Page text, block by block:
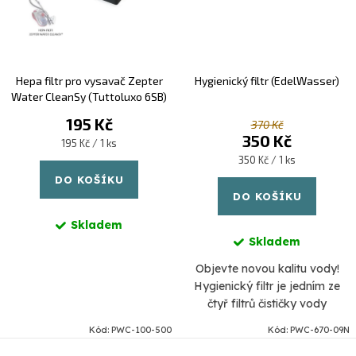
Hepa filtr pro vysavač Zepter
Water CleanSy (Tuttoluxo 6SB)
195 Kč
Měrná
cena:
195 Kč / 1 ks
DO KOŠÍKU
Skladem
Kód: PWC-100-500
Hygienický filtr (EdelWasser)
370 Kč
350 Kč
Měrná
cena:
350 Kč / 1 ks
DO KOŠÍKU
Skladem
​Objevte novou kalitu vody!
Hygienický filtr je jedním ze
čtyř filtrů čističky vody
Kód: PWC-670-09N